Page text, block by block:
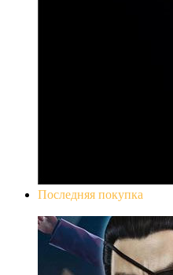
Последняя покупка